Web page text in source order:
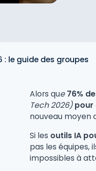
: le guide des groupes
Alors que76%
Tech 2026)pour
nouveau
Si les outils IA
pas les
impossibles à